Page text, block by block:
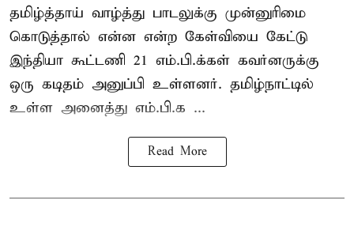
தமிழ்த்தாய் வாழ்த்து பாடலுக்கு முன்னுரிமை
கொடுத்தால் என்ன என்ற கேள்வியை கேட்டு
இந்தியா கூட்டணி 21 எம்.பி.க்கள் கவர்னருக்கு
ஒரு கடிதம் அனுப்பி உள்ளனர். தமிழ்நாட்டில்
உள்ள அனைத்து எம்.பி.க ...
Read More